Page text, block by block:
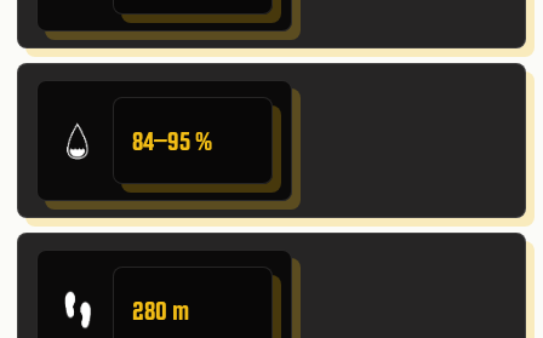
84–95 %
280 m